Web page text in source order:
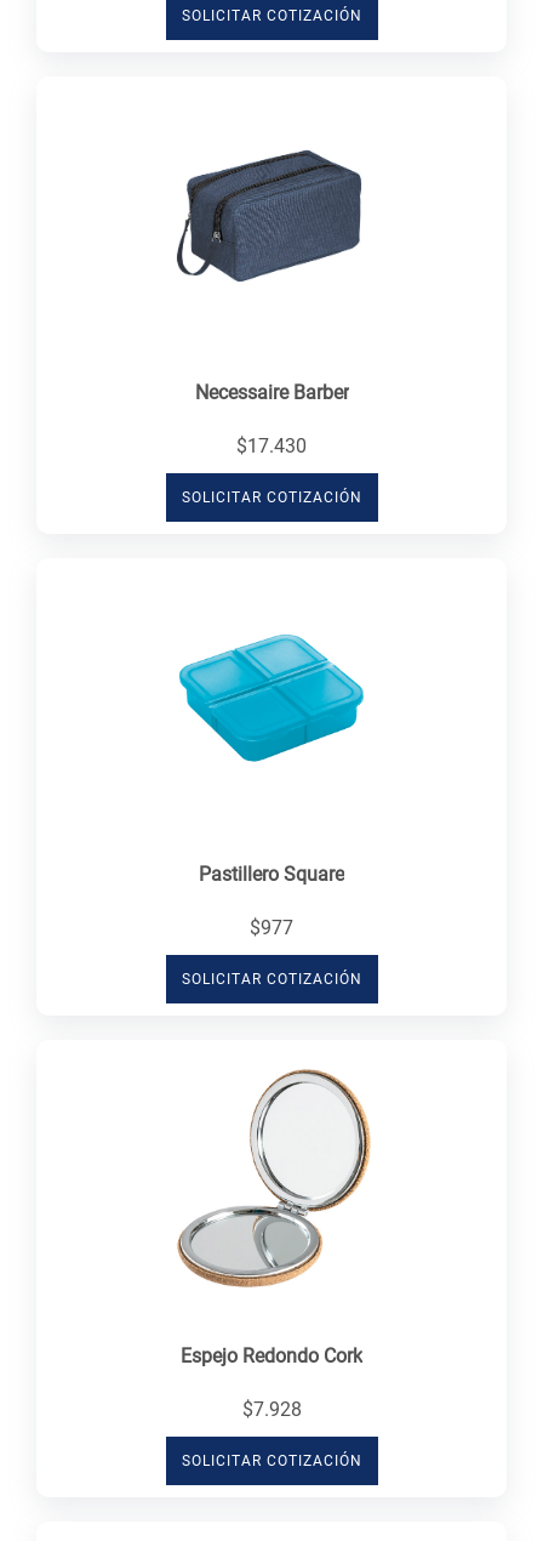
SOLICITAR COTIZACIÓN
Necessaire Barber
$17.430
SOLICITAR COTIZACIÓN
Pastillero Square
$977
SOLICITAR COTIZACIÓN
Espejo Redondo Cork
$7.928
SOLICITAR COTIZACIÓN